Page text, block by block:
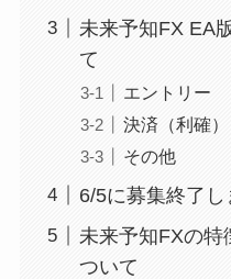
未来予知FX EA
て
エントリー
決済（利確）
その他
6/5に募集終了し
未来予知FXの特
ついて